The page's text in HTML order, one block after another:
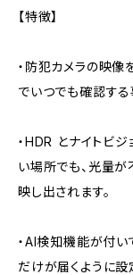
【特徴】
・防犯カメラの映像
でいつでも確認する
・HDR とナイトビジ
い場所でも、光量
映し出されます。
・AI検知機能が付い
だけが届くように設